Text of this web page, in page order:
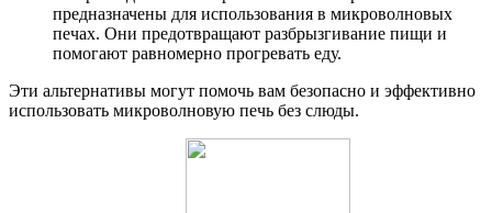
предназначены для использования в микроволновых
печах. Они предотвращают разбрызгивание пищи и
помогают равномерно прогревать еду.
Эти альтернативы могут помочь вам безопасно и эффективно
использовать микроволновую печь без слюды.